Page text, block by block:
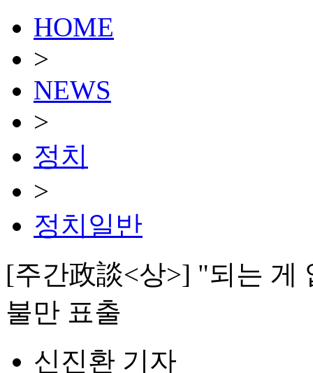
HOME
>
NEWS
>
정치
>
정치일반
[주간政談<상>] "되는
불만 표출
신진환 기자